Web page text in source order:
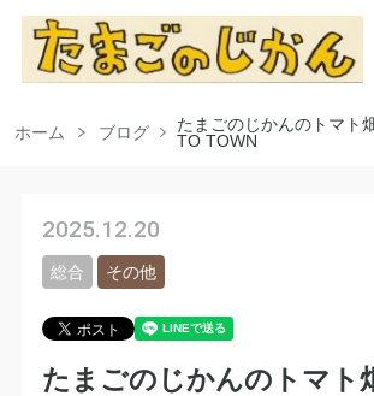
ホーム ブログ
たまごのじかんのトマ
TO TOWN
2025.12.20
総合 その他
たまごのじかんのトマ